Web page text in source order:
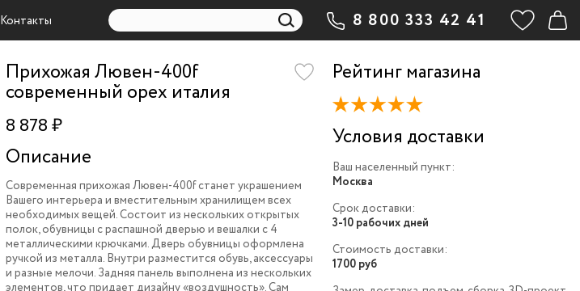
Контакты 8 800 333 42 41
Прихожая Лювен-400f
современный орех италия
8 878 ₽
Описание
Современная прихожая Лювен-400f станет украшением
Вашего интерьера и вместительным хранилищем всех
необходимых вещей. Состоит из нескольких открытых
полок, обувницы с распашной дверью и вешалки с 4
металлическими крючками. Дверь обувницы оформлена
ручкой из металла. Внутри разместится обувь, аксессуары
и разные мелочи. Задняя панель выполнена из нескольких
элементов, что придает дизайну «воздушность». Сам
Рейтинг магазина
Условия доставки
Ваш населенный пункт:
Москва
Срок доставки:
3-10 рабочих дней
Стоимость доставки:
1700 руб